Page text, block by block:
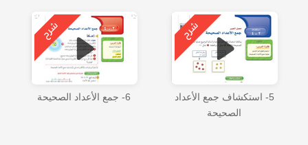
5- استكشاف جمع الأعداد
الصحيحة
6- جمع الأعداد الصحيحة